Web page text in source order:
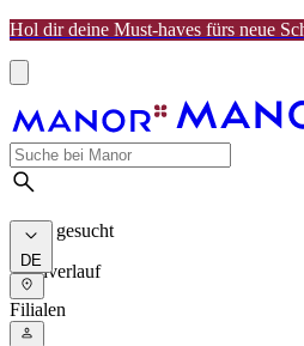
Hol dir deine Must-haves fürs neue
Meist gesucht
Suchverlauf
DE
Filialen